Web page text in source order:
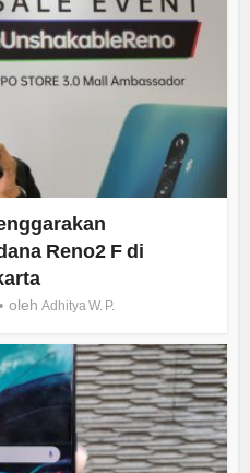
Reno2 F di
oleh Adhitya W. P.